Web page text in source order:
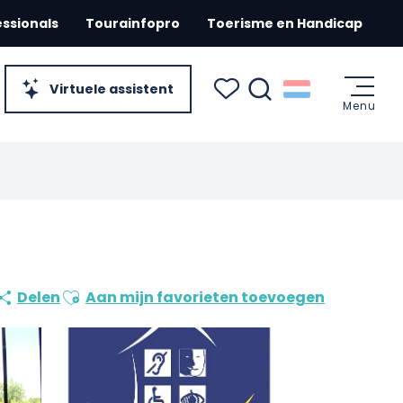
Virtuele assistent
Tourainfopro Toerisme en Handicap
Menu
DelenAjouter aux favoris
Aan mijn favorieten toevoegen